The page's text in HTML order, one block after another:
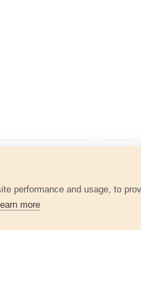
performance and usage, to
more